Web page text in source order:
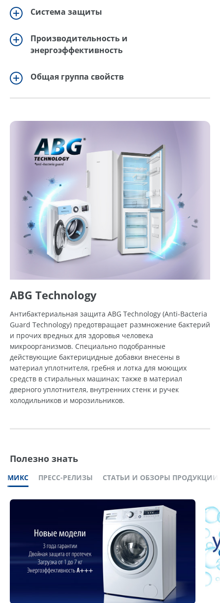
Система защиты
Производительность и
энергоэффективность
Общая группа свойств
ABG Technology
Антибактериальная защита ABG Technology (Anti-Bacteria
Guard Technology) предотвращает размножение бактерий
и прочих вредных для здоровья человека
микроорганизмов. Специально подобранные
действующие бактерицидные добавки внесены в
материал уплотнителя, гребня и лотка для моющих
средств в стиральных машинах; также в материал
дверного уплотнителя, внутренних стенк и ручек
холодильников и морозильников.
Полезно знать
МИКС ПРЕСС-РЕЛИЗЫ СТАТЬИ И ОБЗОРЫ ПРОДУКЦИИ